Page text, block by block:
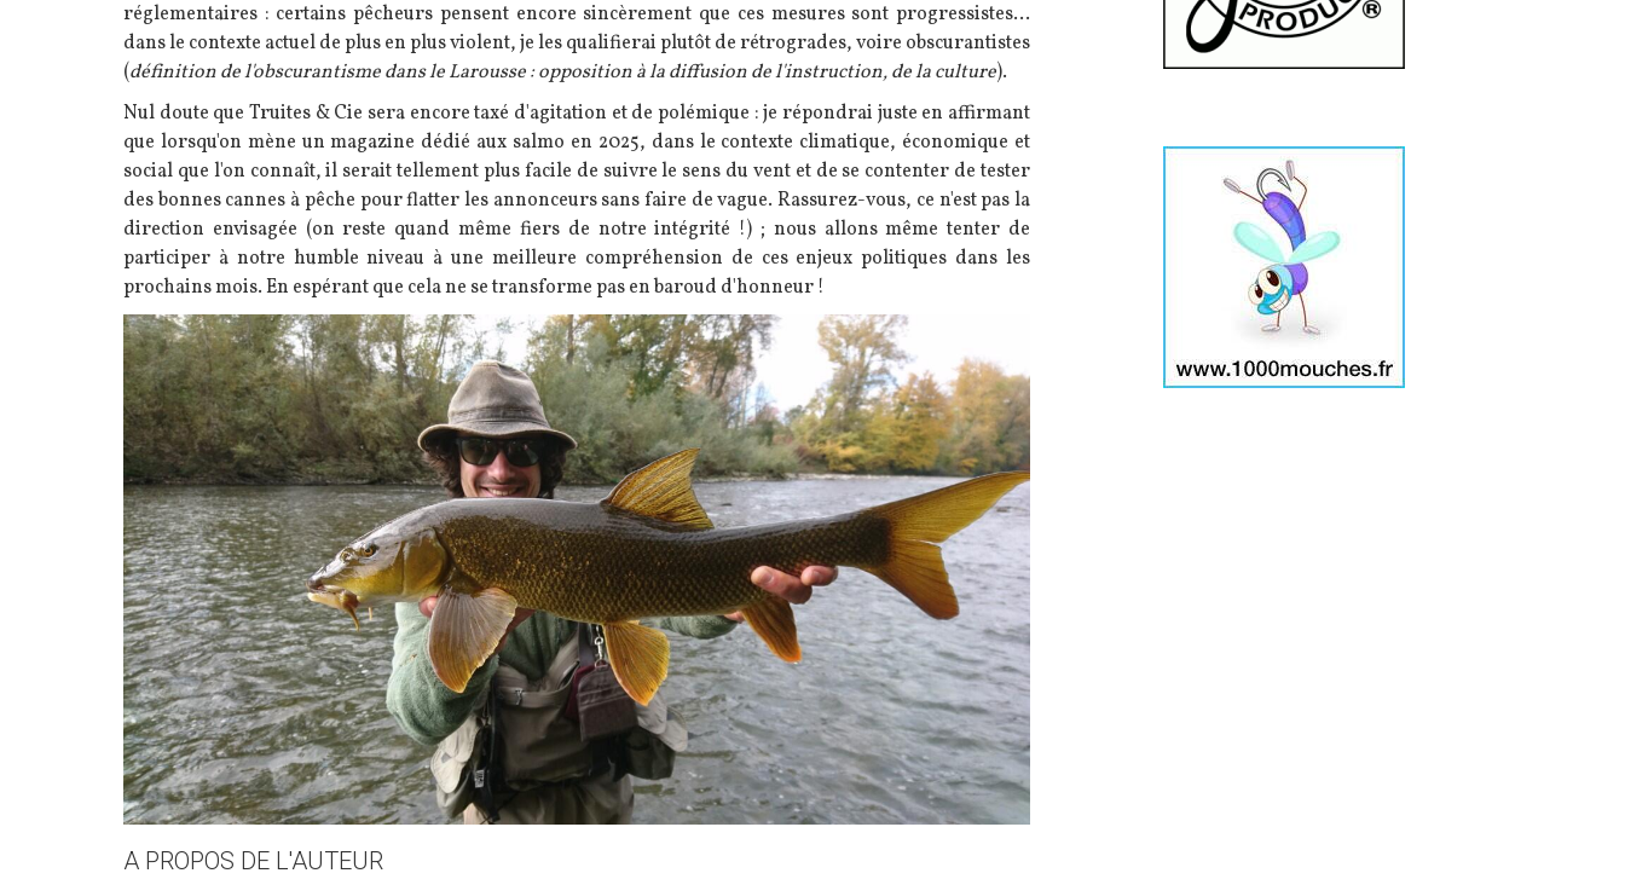
réglementaires : certains pêcheurs pensent encore sincèrement que ces mesures sont progressistes...
dans le contexte actuel de plus en plus violent, je les qualifierai plutôt de rétrogrades, voire obscurantistes
(définition de l'obscurantisme dans le Larousse : opposition à la diffusion de l'instruction, de la culture).
Nul doute que Truites & Cie sera encore taxé d'agitation et de polémique : je répondrai juste en affirmant
que lorsqu'on mène un magazine dédié aux salmo en 2025, dans le contexte climatique, économique et
social que l'on connaît, il serait tellement plus facile de suivre le sens du vent et de se contenter de tester
des bonnes cannes à pêche pour flatter les annonceurs sans faire de vague. Rassurez-vous, ce n'est pas la
direction envisagée (on reste quand même fiers de notre intégrité !) ; nous allons même tenter de
participer à notre humble niveau à une meilleure compréhension de ces enjeux politiques dans les
prochains mois. En espérant que cela ne se transforme pas en baroud d'honneur !
A PROPOS DE L'AUTEUR